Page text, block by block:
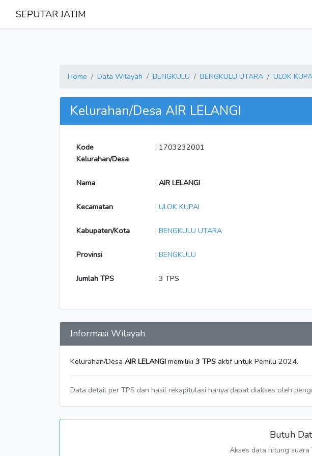
SEPUTAR JATIM
Home Data Wilayah BENGKULU BENGKULU UTARA ULOK
Kelurahan/Desa AIR LELANGI
Kode
Kelurahan/Desa
: 1703232001
Nama : AIR LELANGI
Kecamatan : ULOK KUPAI
Kabupaten/Kota : BENGKULU UTARA
Provinsi : BENGKULU
Jumlah TPS : 3 TPS
Informasi Wilayah
Kelurahan/Desa AIR LELANGI memiliki 3 TPS aktif untuk Pemilu 2024.
Data detail per TPS dan hasil rekapitulasi hanya dapat diakses oleh
Butuh
Akses data hitung